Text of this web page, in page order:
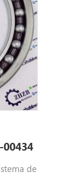
de